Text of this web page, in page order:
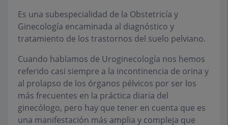
Es una subespecialidad de la Obstetricía y
Ginecología encaminada al diagnóstico y
tratamiento de los trastornos del suelo pelviano.
Cuando hablamos de Uroginecología nos hemos
referido casi siempre a la incontinencia de orina y
al prolapso de los órganos pélvicos por ser los
más frecuentes en la práctica diaria del
ginecólogo, pero hay que tener en cuenta que es
una manifestación más amplia y compleja que